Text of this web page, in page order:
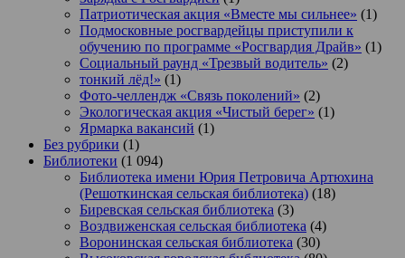
Патриотическая акция «Вместе мы сильнее» (1)
Подмосковные росгвардейцы приступили к
обучению по программе «Росгвардия Драйв» (1)
Социальный раунд «Трезвый водитель» (2)
тонкий лёд!» (1)
Фото-челлендж «Связь поколений» (2)
Экологическая акция «Чистый берег» (1)
Ярмарка вакансий (1)
Без рубрики (1)
Библиотеки (1 094)
Библиотека имени Юрия Петровича Артюхина
(Решоткинская сельская библиотека) (18)
Биревская сельская библиотека (3)
Воздвиженская сельская библиотека (4)
Воронинская сельская библиотека (30)